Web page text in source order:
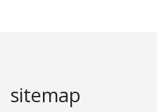
sitemap